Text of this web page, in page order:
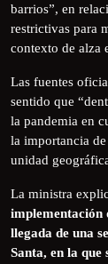
barrios”, en
restrictivas para
contexto de alza
Las fuentes
sentido que
la pandemia en
la importancia
unidad
La ministra
implementación
llegada de una
Santa, en la que